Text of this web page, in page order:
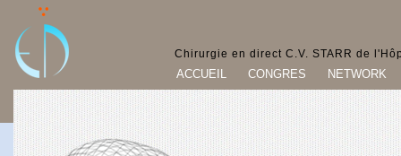
Société
Française
Chirurgie en direct C.V. STARR de
ACCUEIL CONGRES NETWORK